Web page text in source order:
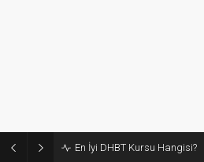
En İyi DHBT Kursu Hangisi?